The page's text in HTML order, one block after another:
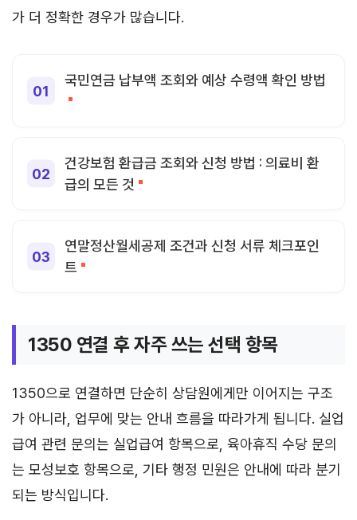
가 더 정확한 경우가 많습니다.
국민연금 납부액 조회와 예상 수령액 확인 방법
건강보험 환급금 조회와 신청 방법 : 의료비 환
급의 모든 것
연말정산월세공제 조건과 신청 서류 체크포인
트
1350 연결 후 자주 쓰는 선택 항목
1350으로 연결하면 단순히 상담원에게만 이어지는 구조
가 아니라, 업무에 맞는 안내 흐름을 따라가게 됩니다. 실업
급여 관련 문의는 실업급여 항목으로, 육아휴직 수당 문의
는 모성보호 항목으로, 기타 행정 민원은 안내에 따라 분기
되는 방식입니다.